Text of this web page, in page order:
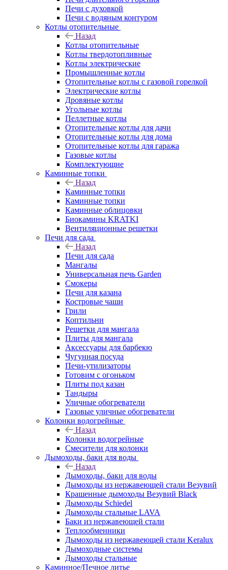
Печи с духовкой
Печи с водяным контуром
Котлы отопительные
Назад
Котлы отопительные
Котлы твердотопливные
Котлы электрические
Промышленные котлы
Отопительные котлы с газовой горелкой
Электрические котлы
Дровяные котлы
Угольные котлы
Пеллетные котлы
Отопительные котлы для дачи
Отопительные котлы для дома
Отопительные котлы для гаража
Газовые котлы
Комплектующие
Каминные топки
Назад
Каминные топки
Каминные топки
Каминные облицовки
Биокамины KRATKI
Вентиляционные решетки
Печи для сада
Назад
Печи для сада
Мангалы
Универсальная печь Garden
Смокеры
Печи для казана
Костровые чаши
Грили
Коптильни
Решетки для мангала
Плиты для мангала
Аксессуары для барбекю
Чугунная посуда
Печи-утилизаторы
Готовим с огоньком
Плиты под казан
Тандыры
Уличные обогреватели
Газовые уличные обогреватели
Колонки водогрейные
Назад
Колонки водогрейные
Смесители для колонки
Дымоходы, баки для воды
Назад
Дымоходы, баки для воды
Дымоходы из нержавеющей стали Везувий
Крашенные дымоходы Везувий Black
Дымоходы Schiedel
Дымоходы стальные LAVA
Баки из нержавеющей стали
Теплообменники
Дымоходы из нержавеющей стали Keralux
Дымоходные системы
Дымоходы стальные
Каминное/Печное литье